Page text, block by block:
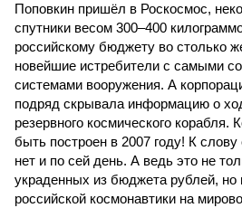
Поповкин пришёл в Роскосмос,
спутники весом 300–400
российскому бюджету во столько
новейшие истребители с самыми
системами вооружения. А
подряд скрывала информацию о
резервного космического
быть построен в 2007 году! К слову
нет и по сей день. А ведь это не
украденных из бюджета рублей, но
российской космонавтики на